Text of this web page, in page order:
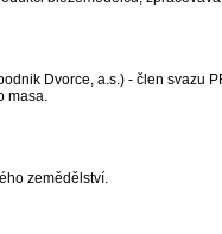
Dvorce, a.s.) - člen svazu
masa.
zemědělství.